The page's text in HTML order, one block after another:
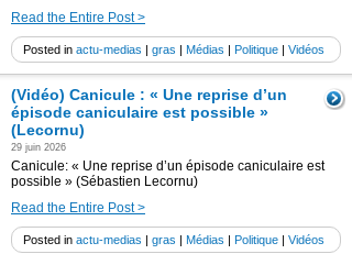
Read the Entire Post >
Posted in actu-medias | gras | Médias | Politique | Vidéos
(Vidéo) Canicule : « Une reprise d’un
épisode caniculaire est possible »
(Lecornu)
29 juin 2026
Canicule: « Une reprise d’un épisode caniculaire est
possible » (Sébastien Lecornu)
Read the Entire Post >
Posted in actu-medias | gras | Médias | Politique | Vidéos